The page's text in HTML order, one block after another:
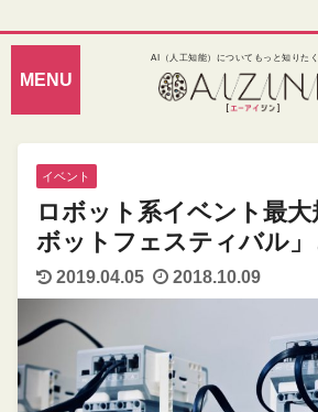
AI（人工知能）についてもっと知りた
イベント
ロボット系イベント最大
ボットフェスティバル
2019.04.05 2018.10.09